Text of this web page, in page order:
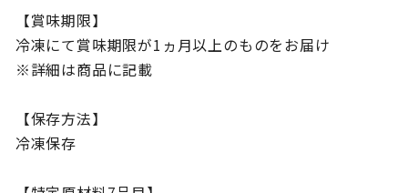
【賞味期限】
冷凍にて賞味期限が1ヵ月以上のものをお届け
※詳細は商品に記載
【保存方法】
冷凍保存